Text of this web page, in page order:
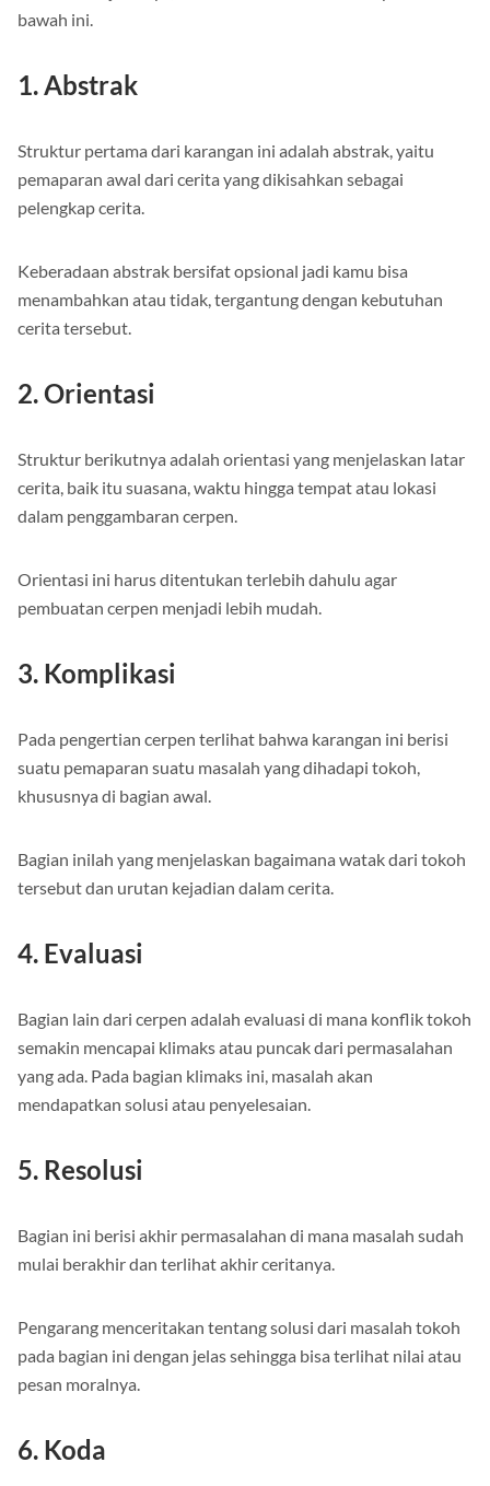
bawah ini.
1. Abstrak
Struktur pertama dari karangan ini adalah abstrak, yaitu
pemaparan awal dari cerita yang dikisahkan sebagai
pelengkap cerita.
Keberadaan abstrak bersifat opsional jadi kamu bisa
menambahkan atau tidak, tergantung dengan kebutuhan
cerita tersebut.
2. Orientasi
Struktur berikutnya adalah orientasi yang menjelaskan latar
cerita, baik itu suasana, waktu hingga tempat atau lokasi
dalam penggambaran cerpen.
Orientasi ini harus ditentukan terlebih dahulu agar
pembuatan cerpen menjadi lebih mudah.
3. Komplikasi
Pada pengertian cerpen terlihat bahwa karangan ini berisi
suatu pemaparan suatu masalah yang dihadapi tokoh,
khususnya di bagian awal.
Bagian inilah yang menjelaskan bagaimana watak dari tokoh
tersebut dan urutan kejadian dalam cerita.
4. Evaluasi
Bagian lain dari cerpen adalah evaluasi di mana konflik tokoh
semakin mencapai klimaks atau puncak dari permasalahan
yang ada. Pada bagian klimaks ini, masalah akan
mendapatkan solusi atau penyelesaian.
5. Resolusi
Bagian ini berisi akhir permasalahan di mana masalah sudah
mulai berakhir dan terlihat akhir ceritanya.
Pengarang menceritakan tentang solusi dari masalah tokoh
pada bagian ini dengan jelas sehingga bisa terlihat nilai atau
pesan moralnya.
6. Koda